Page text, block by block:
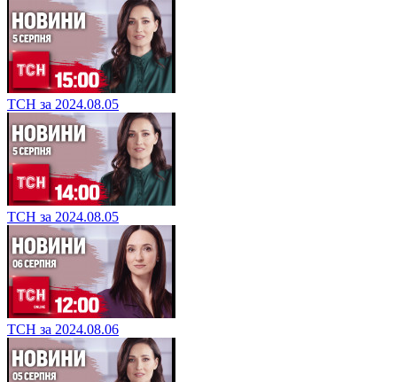
ТСН за 2024.08.05
ТСН за 2024.08.05
ТСН за 2024.08.06